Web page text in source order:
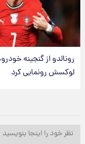
رونالدو از گنجینه
لوکسش رونمایی کرد